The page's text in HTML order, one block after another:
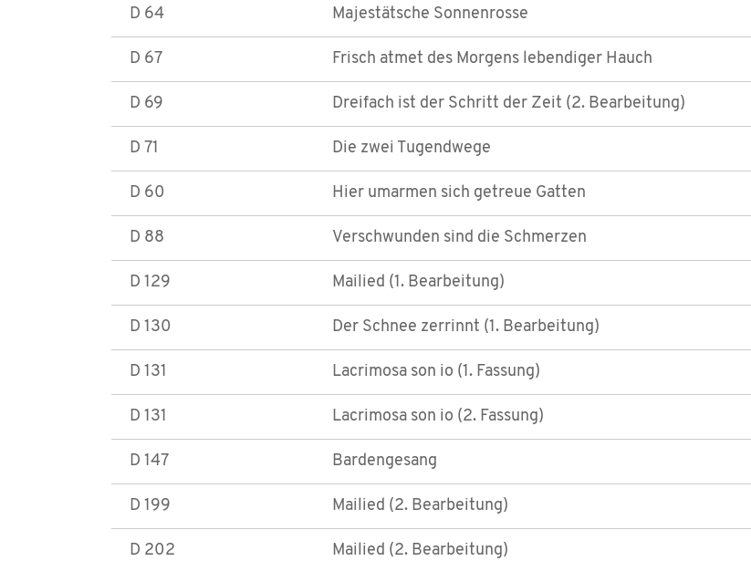
D 64 Majestätsche Sonnenrosse
D 67 Frisch atmet des Morgens lebendiger Hauch
D 69 Dreifach ist der Schritt der Zeit (2. Bearbeitung)
D 71 Die zwei Tugendwege
D 60 Hier umarmen sich getreue Gatten
D 88 Verschwunden sind die Schmerzen
D 129 Mailied (1. Bearbeitung)
D 130 Der Schnee zerrinnt (1. Bearbeitung)
D 131 Lacrimosa son io (1. Fassung)
D 131 Lacrimosa son io (2. Fassung)
D 147 Bardengesang
D 199 Mailied (2. Bearbeitung)
D 202 Mailied (2. Bearbeitung)